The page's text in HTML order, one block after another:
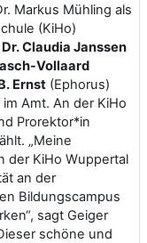
Markus Mühling als
(KiHo)
Dr. Claudia Janssen
Vollaard
Ernst (Ephorus)
Amt. An der KiHo
Prorektor*in
„Meine
der KiHo Wuppertal
an der
Bildungscampus
sagt Geiger
schöne und